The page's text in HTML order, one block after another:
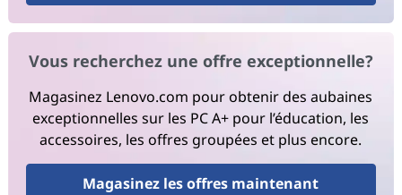
Vous recherchez une offre exceptionnelle?
Magasinez Lenovo.com pour obtenir des aubaines
exceptionnelles sur les PC A+ pour l’éducation, les
accessoires, les offres groupées et plus encore.
Magasinez les offres maintenant